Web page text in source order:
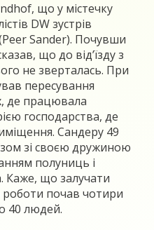
що у містечку
DW зустрів
Sander). Почувши
що до від’їзду з
не зверталась. При
пересування
де працювала
господарства, де
Сандеру 49
зі своєю дружиною
полуниць і
Каже, що залучати
роботи почав чотири
40 людей.